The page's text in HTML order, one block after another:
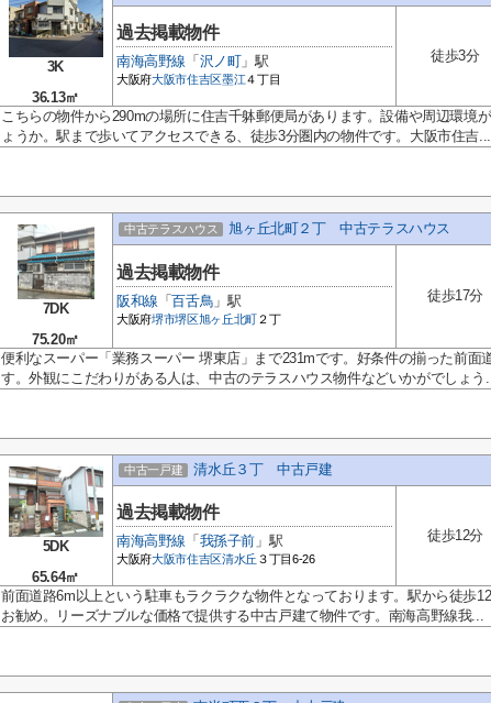
3K
36.13㎡
過去掲載物件
南海高野線 「 沢ノ町」駅
大阪府大阪市住吉区墨江４丁目
徒歩3分
こちらの物件から290mの場所に住吉千躰郵便局があります。設備や周辺環境
ょうか。駅まで歩いてアクセスできる、徒歩3分圏内の物件です。大阪市住吉...
7DK
75.20㎡
中古テラスハウス 旭ヶ丘北町２丁 中古テラスハウス
過去掲載物件
阪和線 「百舌鳥 」駅
大阪府堺市堺区旭ヶ丘北町 ２丁
徒歩17分
便利なスーパー「業務スーパー 堺東店」まで231mです。好条件の揃った前面
す。外観にこだわりがある人は、中古のテラスハウス物件などいかがでしょう
5DK
65.64㎡
中古一戸建 清水丘３丁 中古戸建
過去掲載物件
南海高野線 「 我孫子前 」駅
大阪府大阪市住吉区清水丘 ３丁目6-26
徒歩12分
前面道路6m以上という駐車もラクラクな物件となっております。駅から徒歩
お勧め。リーズナブルな価格で提供する中古戸建て物件です。南海高野線我...